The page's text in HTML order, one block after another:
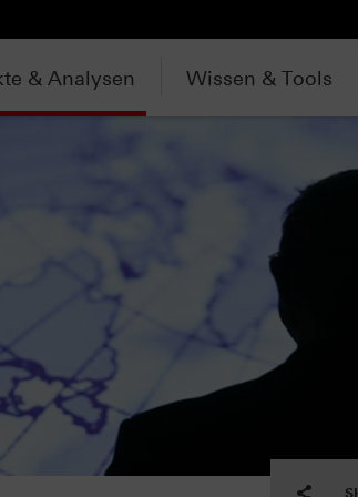
& Analysen Wissen & Tools